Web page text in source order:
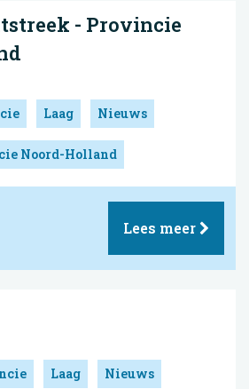
- Provincie
Laag Nieuws
Noord-Holland
Lees meer
Laag Nieuws